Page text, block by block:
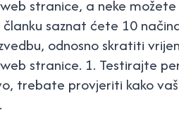
stranice, a neke
saznat ćete 10
odnosno skratiti
stranice. 1. Testirajte
trebate provjeriti kako